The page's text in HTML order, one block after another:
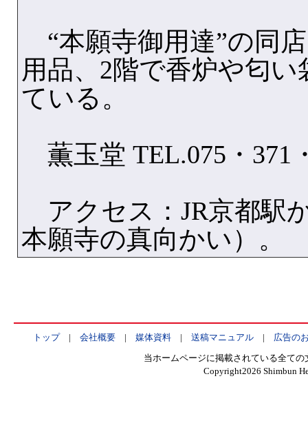
“本願寺御用達”の同
用品、2階で香炉や匂
ている。
薫玉堂 TEL.075・371
アクセス：JR京都駅
本願寺の真向かい）。
トップ| 会社概要| 媒体資料| 送稿マニュアル| 広告の
当ホームページに掲載されている全て
Copyright2026 Shimbun